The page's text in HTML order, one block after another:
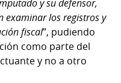
y su defensor,
examinar los registros y
fiscal”, pudiendo
como parte del
y no a otro